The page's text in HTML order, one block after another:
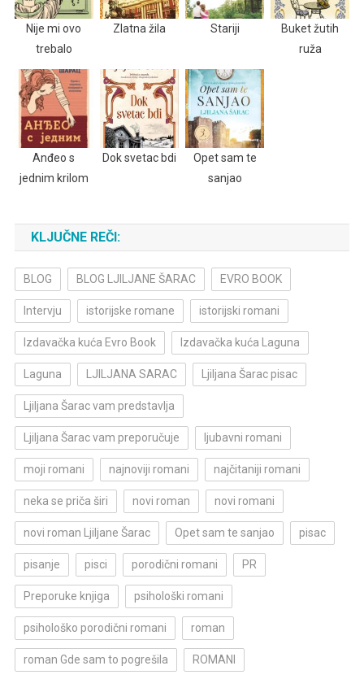
Nije mi ovo
trebalo
Zlatna žila Stariji
Buket žutih
ruža
Anđeo s
jednim krilom
Dok svetac bdi
Opet sam te
sanjao
KLJUČNE REČI:
BLOG BLOG LJILJANE ŠARAC EVRO BOOK
Intervju istorijske romane istorijski romani
Izdavačka kuća Evro Book Izdavačka kuća Laguna
Laguna LJILJANA SARAC Ljiljana Šarac pisac
Ljiljana Šarac vam predstavlja
Ljiljana Šarac vam preporučuje ljubavni romani
moji romani najnoviji romani najčitaniji romani
neka se priča širi novi roman novi romani
novi roman Ljiljane Šarac Opet sam te sanjao pisac
pisanje pisci porodični romani PR
Preporuke knjiga psihološki romani
psihološko porodični romani roman
roman Gde sam to pogrešila ROMANI